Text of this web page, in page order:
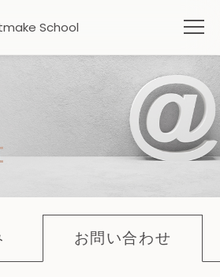
School
GALLERY
お問い合わせ